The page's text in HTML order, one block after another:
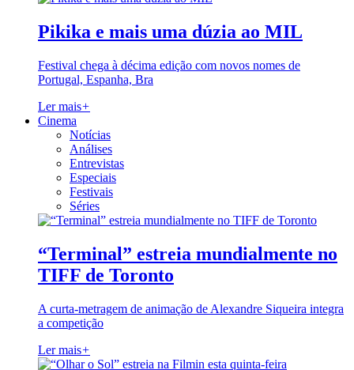
Pikika e mais uma dúzia ao MIL
Festival chega à décima edição com novos nomes de
Portugal, Espanha, Bra
Ler mais+
Cinema
Notícias
Análises
Entrevistas
Especiais
Festivais
Séries
“Terminal” estreia mundialmente no
TIFF de Toronto
A curta-metragem de animação de Alexandre Siqueira integra
a competição
Ler mais+